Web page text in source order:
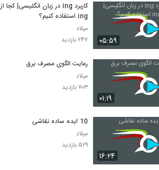
۰۵:۵۹
کاربرد ing در زبان انگلیسی| کجا از
ing استفاده کنیم؟
میلاد
۲۴۷ بازدید
۰۱:۱۹
رعایت الگوی مصرف برق
میلاد
۷۰۳ بازدید
۱۶:۲۴
10 ایده ساده نقاشی
میلاد
۵۲۹ بازدید